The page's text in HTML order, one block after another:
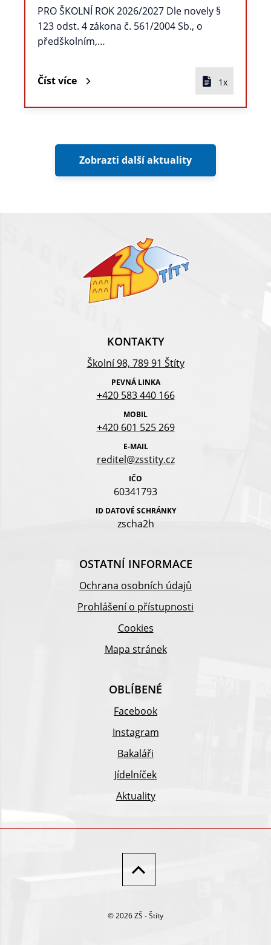
PRO ŠKOLNÍ ROK 2026/2027 Dle novely §
123 odst. 4 zákona č. 561/2004 Sb., o
předškolním,…
Číst více 1x
Zobrazti další aktuality
KONTAKTY
Školní 98, 789 91 Štíty
PEVNÁ LINKA
+420 583 440 166
MOBIL
+420 601 525 269
E-MAIL
reditel@zsstity.cz
IČO
60341793
ID DATOVÉ SCHRÁNKY
zscha2h
OSTATNÍ INFORMACE
Ochrana osobních údajů
Prohlášení o přístupnosti
Cookies
Mapa stránek
OBLÍBENÉ
Facebook
Instagram
Bakaláři
Jídelníček
Aktuality
© 2026 ZŠ - Štíty